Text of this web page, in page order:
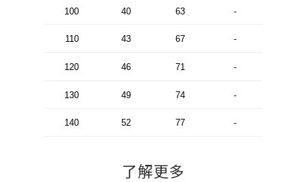
100 40 63 -
110 43 67 -
120 46 71 -
130 49 74 -
140 52 77 -
了解更多